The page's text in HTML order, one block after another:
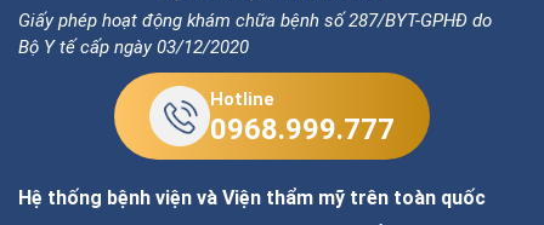
Giấy phép hoạt động khám chữa bệnh số 287/BYT-GPHĐ do
Bộ Y tế cấp ngày 03/12/2020
Hotline
0968.999.777
Hệ thống bệnh viện và Viện thẩm mỹ trên toàn quốc